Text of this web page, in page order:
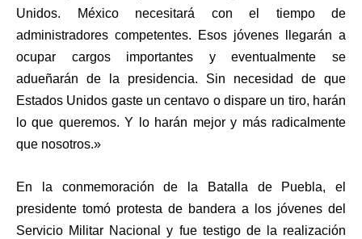
Unidos. México necesitará con el tiempo de
administradores competentes. Esos jóvenes llegarán a
ocupar cargos importantes y eventualmente se
adueñarán de la presidencia. Sin necesidad de que
Estados Unidos gaste un centavo o dispare un tiro, harán
lo que queremos. Y lo harán mejor y más radicalmente
que nosotros.»
En la conmemoración de la Batalla de Puebla, el
presidente tomó protesta de bandera a los jóvenes del
Servicio Militar Nacional y fue testigo de la realización